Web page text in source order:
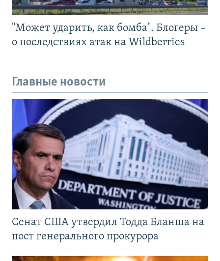
"Может ударить, как бомба". Блогеры –
о последствиях атак на Wildberries
Главные новости
Сенат США утвердил Тодда Бланша на
пост генерального прокурора